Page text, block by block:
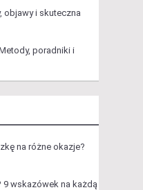
objawy i skuteczna
poradniki i
na różne okazje?
9 wskazówek na każdą